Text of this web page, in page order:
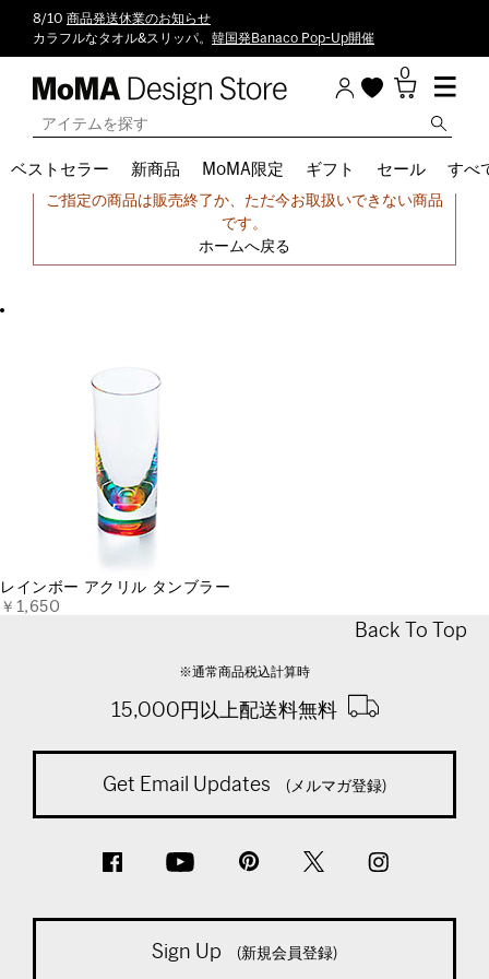
8/10 商品発送休業のお知らせ
カラフルなタオル&スリッパ。 韓国発Banaco Pop-Up開催
0
ベストセラー 新商品 MoMA限定 ギフト セール すべ
申し訳ございません。
ご指定の商品は販売終了か、ただ今お取扱いできない商品
です。
ホームへ戻る
レインボー アクリル タンブラー
￥1,650
Back To Top
※通常商品税込計算時
15,000円以上配送料無料
Get Email Updates (メルマガ登録)
Sign Up (新規会員登録)